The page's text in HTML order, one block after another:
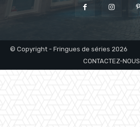
© Copyright - Fringues de séries 2026
CONTACTEZ-NOUS